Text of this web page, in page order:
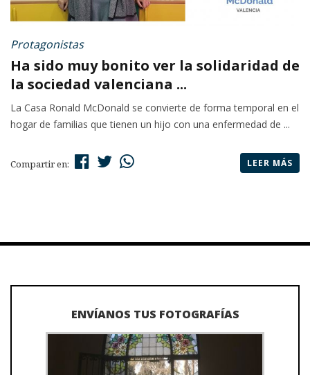
Protagonistas
Ha sido muy bonito ver la solidaridad de
la sociedad valenciana ...
La Casa Ronald McDonald se convierte de forma temporal en el
hogar de familias que tienen un hijo con una enfermedad de ...
Compartir en: LEER MÁS
ENVÍANOS TUS FOTOGRAFÍAS